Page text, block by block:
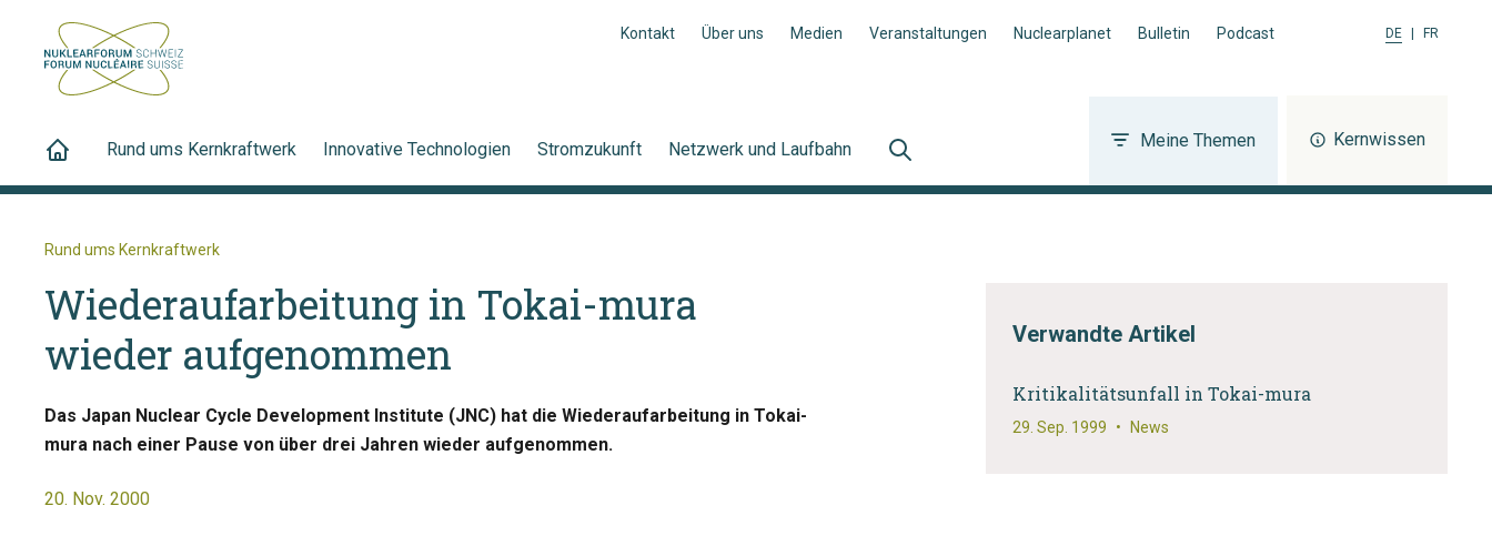
Kontakt Über uns Medien Veranstaltungen Nuclearplanet Bulletin Podcast DE FR
Rund ums Kernkraftwerk Innovative Technologien Stromzukunft Netzwerk und Laufbahn Meine Themen Kernwissen
Rund ums Kernkraftwerk
Wiederaufarbeitung in Tokai-mura
wieder aufgenommen
Das Japan Nuclear Cycle Development Institute (JNC) hat die Wiederaufarbeitung in Tokai-
mura nach einer Pause von über drei Jahren wieder aufgenommen.
20. Nov. 2000
Verwandte Artikel
Kritikalitätsunfall in Tokai-mura
29. Sep. 1999 • News